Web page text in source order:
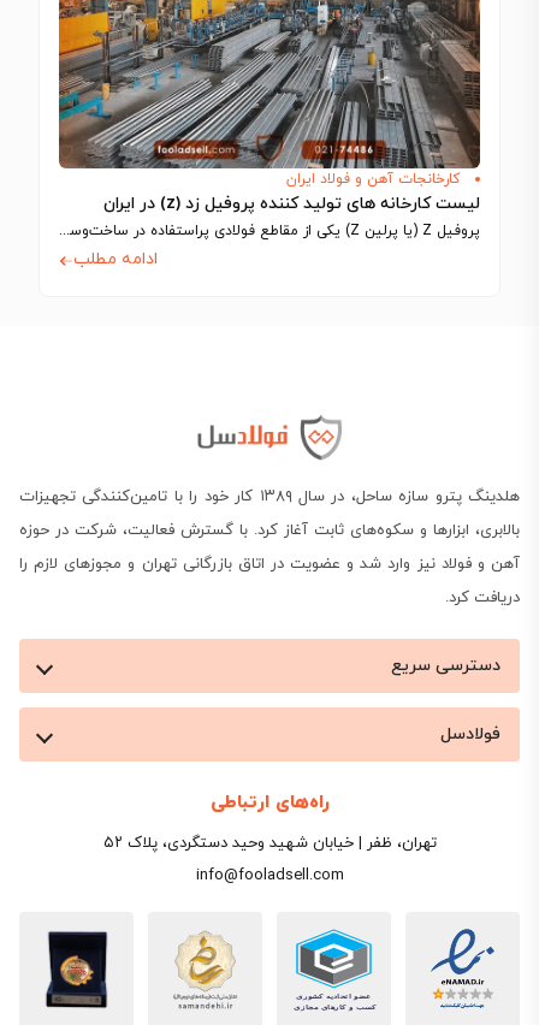
کارخانجات آهن و فولاد ایران
لیست کارخانه های تولید کننده پروفیل زد (z) در ایران
پروفیل Z (یا پرلین Z) یکی از مقاطع فولادی پراستفاده در ساخت‌وساز سوله‌ها و…
ادامه مطلب
هلدینگ پترو سازه ساحل، در سال ۱۳۸۹ کار خود را با تامین‌کنندگی تجهیزات
بالابری، ابزارها و سکوه‌های ثابت آغاز کرد. با گسترش فعالیت، شرکت در حوزه
آهن و فولاد نیز وارد شد و عضویت در اتاق بازرگانی تهران و مجوزهای لازم را
دریافت کرد.
دسترسی سریع
فولادسل
راه‌های ارتباطی
تهران، ظفر | خیابان شهید وحید دستگردی، پلاک ۵۲
info@fooladsell.com